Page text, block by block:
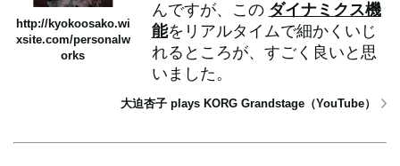
http://kyokoosako.wi
xsite.com/personalw
orks
んですが、この ダイナミクス機
能をリアルタイムで細かくいじ
れるところが、すごく良いと思
いました。
大迫杏子 plays KORG Grandstage（YouTube）